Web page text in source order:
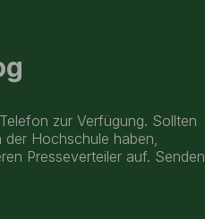
zur Verfügung. Sollten
der Hochschule haben,
Presseverteiler auf. Senden